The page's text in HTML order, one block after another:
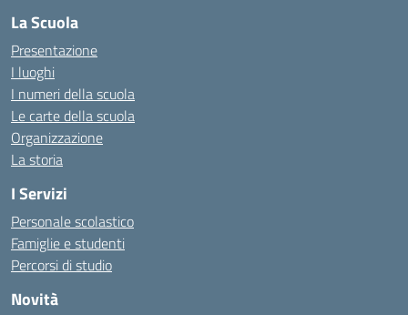
La Scuola
Presentazione
I luoghi
I numeri della scuola
Le carte della scuola
Organizzazione
La storia
I Servizi
Personale scolastico
Famiglie e studenti
Percorsi di studio
Novità